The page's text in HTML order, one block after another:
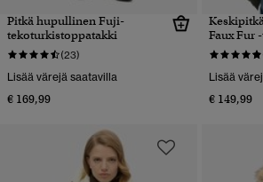
Pitkä hupullinen Fuji-
tekoturkistoppatakki
(23)
Lisää värejä saatavilla
€ 169,99
Faux Fur
Lisää
€ 149,99